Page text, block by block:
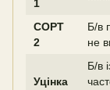
1
СОРТ
2
Б/в
не
Уцінка
Б/в